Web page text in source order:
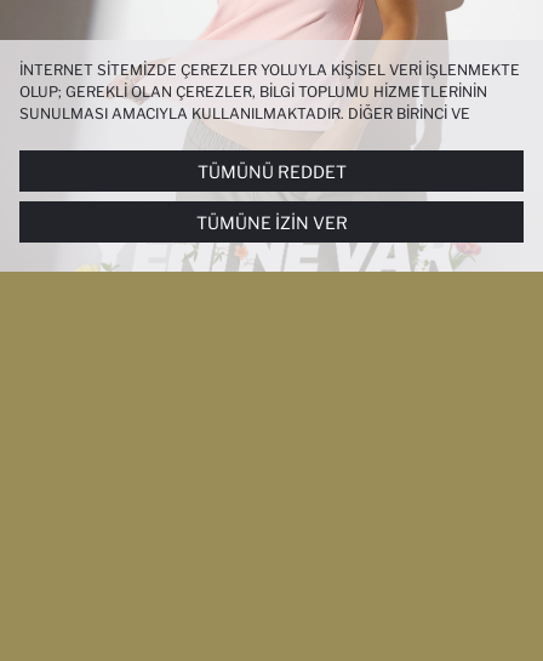
İNTERNET SITEMIZDE ÇEREZLER YOLUYLA KIŞISEL VERI IŞLENMEKTE
OLUP; GEREKLI OLAN ÇEREZLER, BILGI TOPLUMU HIZMETLERININ
SUNULMASI AMACIYLA KULLANILMAKTADIR. DIĞER BIRINCI VE
ÜÇÜNCÜ TARAF ÇEREZLER ISE SIZE DAHA IYI BIR ALIŞVERIŞ
DENEYIMI SUNULABILMESI, SITEMIZIN DAHA IŞLEVSEL KILINMASI VE
KIŞISELLEŞTIRMESI VE AÇIK RIZA VERMENIZ HALINDE, SIZLERE
YÖNELIK PAZARLAMA FAALIYETLERININ YAPILMASI AMAÇLARIYLA
SINIRLI OLARAK KULLANILACAKTIR. ÇEREZLERE DAIR TERCIHLERINIZI
ÇEREZ TERCIHLERIPANELI ARACILIĞIYLA HER ZAMAN YÖNETEBILIR,
ÇEREZLERLE ILGILI DAHA DETAYLI BILGIYE
ÇEREZ AYDINLATMA
TÜMÜNÜ REDDET
TÜMÜNE İZIN VER